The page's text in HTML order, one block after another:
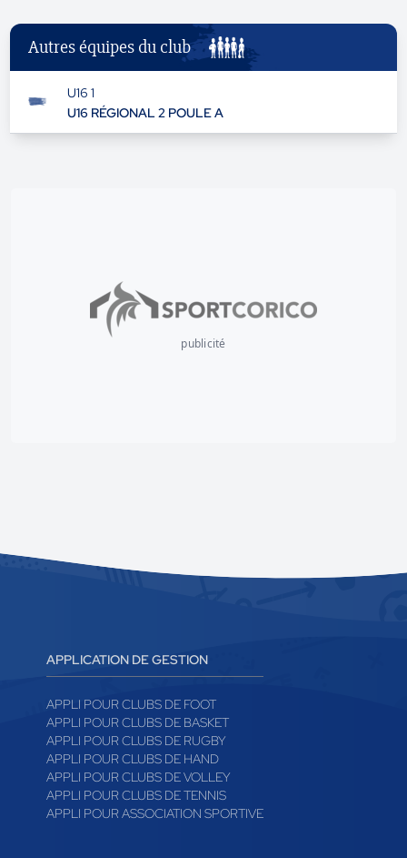
Autres équipes du club
U16 1
U16 RÉGIONAL 2 POULE A
publicité
APPLICATION DE GESTION
APPLI POUR CLUBS DE FOOT
APPLI POUR CLUBS DE BASKET
APPLI POUR CLUBS DE RUGBY
APPLI POUR CLUBS DE HAND
APPLI POUR CLUBS DE VOLLEY
APPLI POUR CLUBS DE TENNIS
APPLI POUR ASSOCIATION SPORTIVE